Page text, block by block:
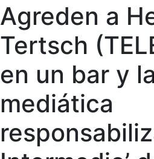
Agreden a
Tertsch
en un bar y
mediática